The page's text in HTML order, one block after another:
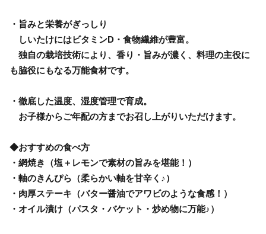
・旨みと栄養がぎっしり
しいたけにはビタミンD・食物繊維が豊富。
独自の栽培技術により、香り・旨みが濃く、料理の主役に
も脇役にもなる万能食材です。
・徹底した温度、湿度管理で育成。
お子様からご年配の方までお召し上がりいただけます。
◆おすすめの食べ方
・網焼き（塩＋レモンで素材の旨みを堪能！）
・軸のきんぴら（柔らかい軸を甘辛く♪）
・肉厚ステーキ（バター醤油でアワビのような食感！）
・オイル漬け（パスタ・バケット・炒め物に万能♪）